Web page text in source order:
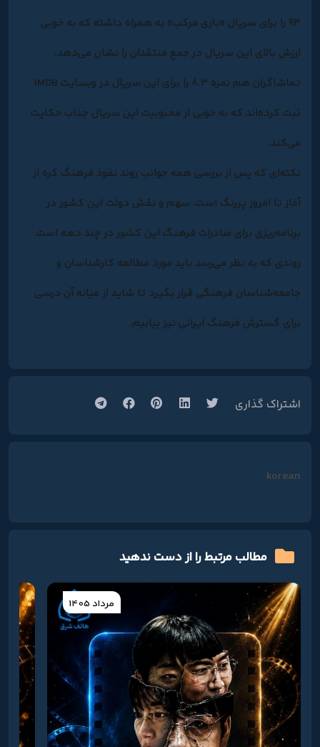
۹۳ را برای سریال «بازی مرکب» به همراه داشته که به خوبی
ارزش بالای این سریال در جمع منتقدان را نشان می‌دهد.
تماشاگران هم نمره ۸.۳ را برای این سریال در وبسایت IMDB
ثبت کرده‌اند که به خوبی از محبوبیت این سریال جذاب حکایت
می‌کند.
نکته‌ای که پس از بررسی همه جوانب روند نفوذ فرهنگ کره از
آغاز تا امروز پررنگ است، سهم و نقش دولت این کشور در
برنامه‌ریزی برای صادرات فرهنگ این کشور در چند دهه است.
روندی که به نظر می‌رسد باید مورد مطالعه کارشناسان و
جامعه‌شناسان فرهنگی قرار بگیرد تا شاید از میانه آن درسی
برای گسترش فرهنگ ایرانی نیز بیابیم.
اشتراک گذاری
korean
مطالب مرتبط را از دست ندهید
مرداد 1405